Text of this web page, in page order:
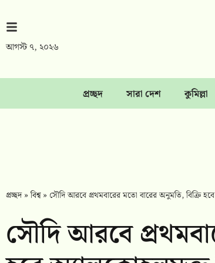
আগস্ট ৭, ২০২৬
প্রচ্ছদ সারা দেশ কুমিল্লা
প্রচ্ছদ»বিশ্ব» সৌদি আরবে প্রথমবারের মতো বারের অনুমতি, বিক্রি
সৌদি আরবে